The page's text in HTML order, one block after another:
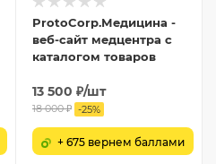
ProtoCorp.Медицина -
веб-сайт медцентра с
каталогом товаров
13 500 ₽/шт
18 000₽ -25%
+ 675 вернем баллами